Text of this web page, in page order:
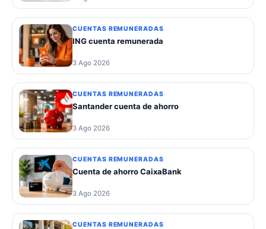
CUENTAS REMUNERADAS
ING cuenta remunerada
3 Ago 2026
CUENTAS REMUNERADAS
Santander cuenta de ahorro
3 Ago 2026
CUENTAS REMUNERADAS
Cuenta de ahorro CaixaBank
3 Ago 2026
CUENTAS REMUNERADAS